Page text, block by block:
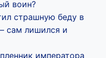
воин?
страшную беду в
сам лишился и
императора